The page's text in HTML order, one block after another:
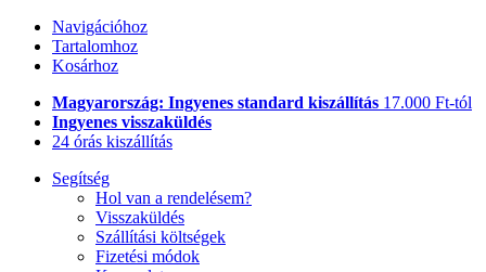
Navigációhoz
Tartalomhoz
Kosárhoz
Magyarország: Ingyenes standard kiszállítás 17.000 Ft-tól
Ingyenes visszaküldés
24 órás kiszállítás
Segítség
Hol van a rendelésem?
Visszaküldés
Szállítási költségek
Fizetési módok